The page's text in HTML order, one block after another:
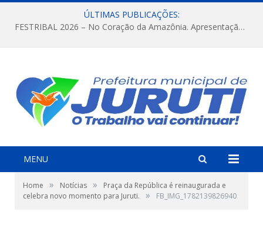
ÚLTIMAS PUBLICAÇÕES:
FESTRIBAL 2026 – No Coração da Amazônia. Apresentação da Munduruku.
MENU
Home » Notícias »
Praça da República é reinaugurada e
celebra novo momento para Juruti.
» FB_IMG_1782139826940